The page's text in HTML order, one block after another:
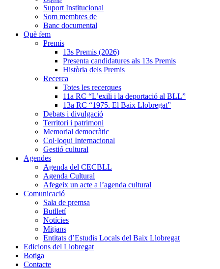
Suport Institucional
Som membres de
Banc documental
Què fem
Premis
13s Premis (2026)
Presenta candidatures als 13s Premis
Història dels Premis
Recerca
Totes les recerques
11a RC “L’exili i la deportació al BLL”
13a RC “1975. El Baix Llobregat”
Debats i divulgació
Territori i patrimoni
Memorial democràtic
Col·loqui Internacional
Gestió cultural
Agendes
Agenda del CECBLL
Agenda Cultural
Afegeix un acte a l’agenda cultural
Comunicació
Sala de premsa
Butlletí
Notícies
Mitjans
Entitats d’Estudis Locals del Baix Llobregat
Edicions del Llobregat
Botiga
Contacte